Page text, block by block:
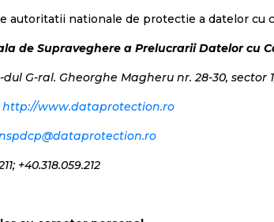
autoritatii nationale de protectie a datelor cu
de Supraveghere a Prelucrarii Datelor cu
G-ral. Gheorghe Magheru nr. 28-30, sector
http://www.dataprotection.ro
+40.318.059.212